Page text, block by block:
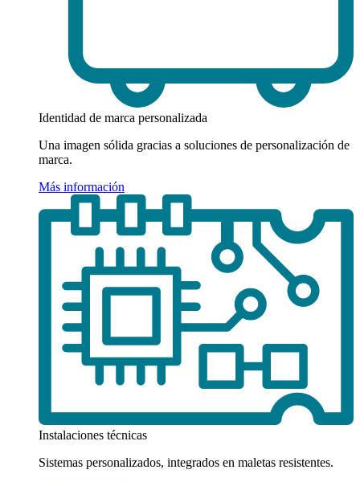
Identidad de marca personalizada
Una imagen sólida gracias a soluciones de personalización de
marca.
Más información
Instalaciones técnicas
Sistemas personalizados, integrados en maletas resistentes.